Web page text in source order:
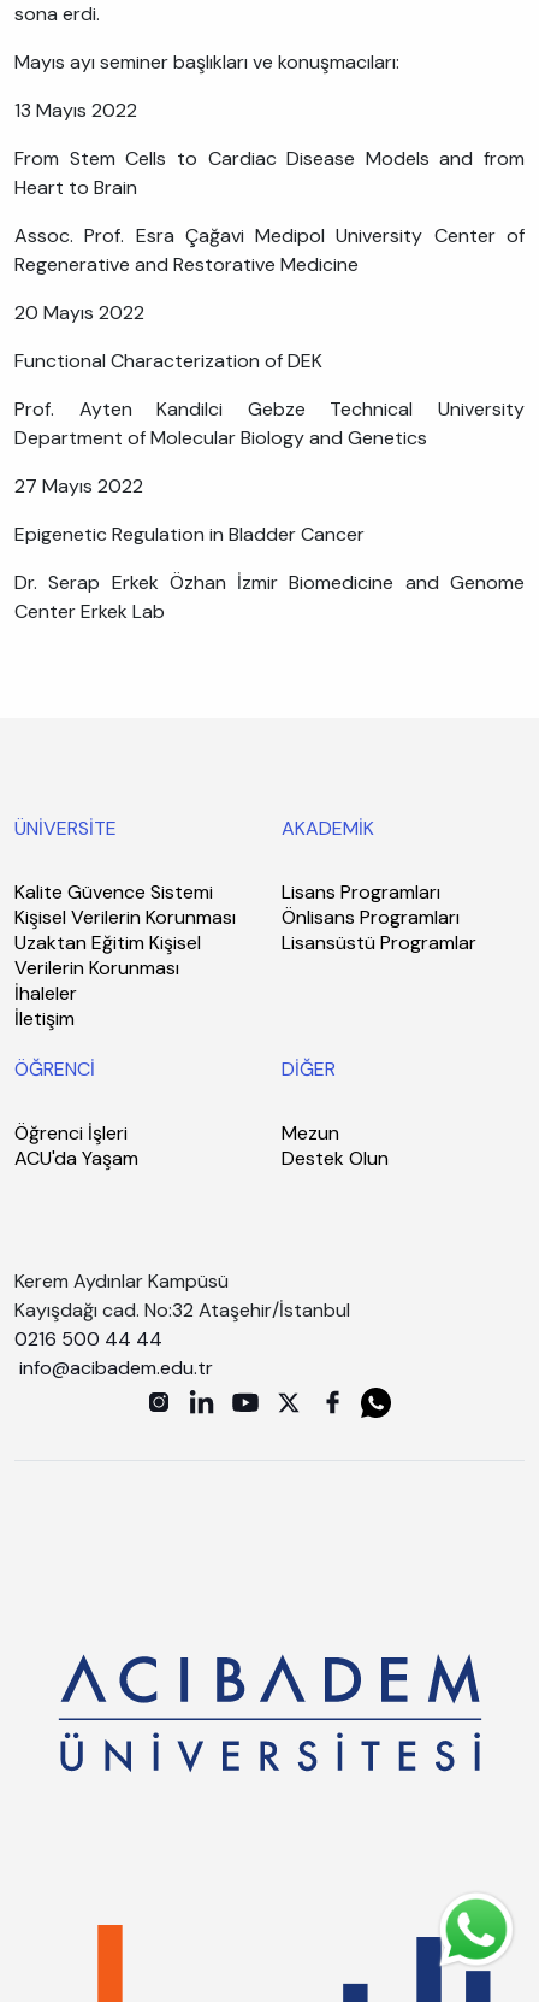
sona erdi.
Mayıs ayı seminer başlıkları ve konuşmacıları:
13 Mayıs 2022
From Stem Cells to Cardiac Disease Models and from
Heart to Brain
Assoc. Prof. Esra Çağavi Medipol University Center of
Regenerative and Restorative Medicine
20 Mayıs 2022
Functional Characterization of DEK
Prof. Ayten Kandilci Gebze Technical University
Department of Molecular Biology and Genetics
27 Mayıs 2022
Epigenetic Regulation in Bladder Cancer
Dr. Serap Erkek Özhan İzmir Biomedicine and Genome
Center Erkek Lab
ÜNİVERSİTE
Kalite Güvence Sistemi
Kişisel Verilerin Korunması
Uzaktan Eğitim Kişisel
Verilerin Korunması
İhaleler
İletişim
AKADEMİK
Lisans Programları
Önlisans Programları
Lisansüstü Programlar
ÖĞRENCİ
Öğrenci İşleri
ACU'da Yaşam
DİĞER
Mezun
Destek Olun
Kerem Aydınlar Kampüsü
Kayışdağı cad. No:32 Ataşehir/İstanbul
0216 500 44 44
info@acibadem.edu.tr